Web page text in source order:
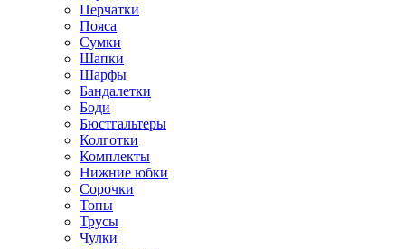
Перчатки
Пояса
Сумки
Шапки
Шарфы
Бандалетки
Боди
Бюстгальтеры
Колготки
Комплекты
Нижние юбки
Сорочки
Топы
Трусы
Чулки